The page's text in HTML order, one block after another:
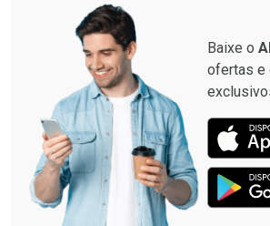
Baixe o
ofertas e